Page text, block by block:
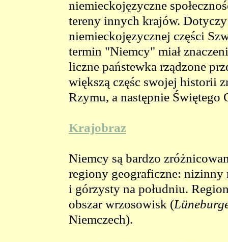
niemieckojęzyczne
tereny innych krajów.
niemieckojęzycznej części
termin "Niemcy" miał
liczne państewka rządzone
większą częśc swojej historii
Rzymu, a następnie Świętego
Krajobraz
Niemcy są bardzo
regiony geograficzne: nizinny
i górzysty na południu.
obszar wrzosowisk (
Niemczech).